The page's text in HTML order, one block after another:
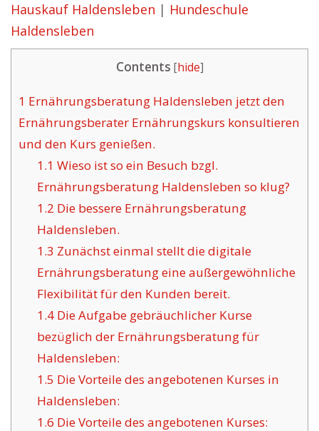
Hauskauf Haldensleben | Hundeschule
Haldensleben
Contents [hide]
1 Ernährungsberatung Haldensleben jetzt den
Ernährungsberater Ernährungskurs konsultieren
und den Kurs genießen.
1.1 Wieso ist so ein Besuch bzgl.
Ernährungsberatung Haldensleben so klug?
1.2 Die bessere Ernährungsberatung
Haldensleben.
1.3 Zunächst einmal stellt die digitale
Ernährungsberatung eine außergewöhnliche
Flexibilität für den Kunden bereit.
1.4Die Aufgabe gebräuchlicher Kurse
bezüglich der Ernährungsberatung für
Haldensleben:
1.5 Die Vorteile des angebotenen Kurses in
Haldensleben:
1.6 Die Vorteile des angebotenen Kurses: